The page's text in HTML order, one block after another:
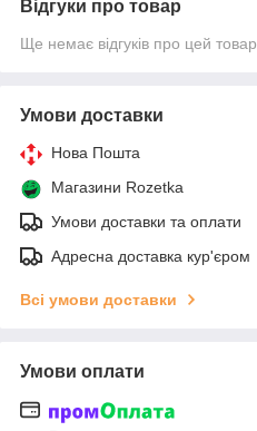
Відгуки про товар
Ще немає відгуків про цей товар
Умови доставки
Нова Пошта
Магазини Rozetka
Умови доставки та оплати
Адресна доставка кур'єром
Всі умови доставки
Умови оплати